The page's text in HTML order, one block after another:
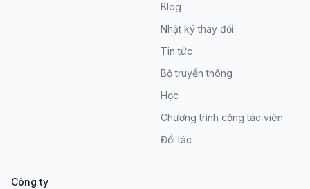
Blog
Nhật ký thay đổi
Tin tức
Bộ truyền thông
Học
Chương trình cộng tác viên
Đối tác
Công ty